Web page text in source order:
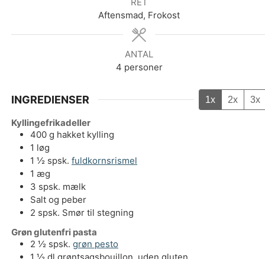
Aftensmad, Frokost
ANTAL
4 personer
INGREDIENSER 1x 2x 3x
Kyllingefrikadeller
400 g hakket kylling
1 løg
1 ½ spsk. fuldkornsrismel
1 æg
3 spsk. mælk
Salt og peber
2 spsk. Smør til stegning
Grøn glutenfri pasta
2 ½ spsk. grøn pesto